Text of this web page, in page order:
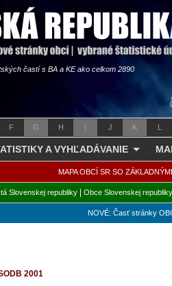
častí s BA a KE ako celkom 2890
F G H I J K L
A VYHĽADÁVANIE
MAPA OBCÍ SR SO
Slovenskej republiky| Obce Slovenskej republiky
NOVÉ: Časť stránky
2001